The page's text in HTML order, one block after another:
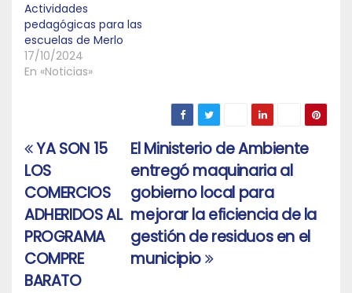
Actividades
pedagógicas para las
escuelas de Merlo
17/10/2024
En «Noticias»
Navegación
de
entradas
El Ministerio de Ambiente
entregó maquinaria al
gobierno local para
mejorar la eficiencia de la
gestión de residuos en el
municipio
YA SON 15
LOS
COMERCIOS
ADHERIDOS AL
PROGRAMA
COMPRE
BARATO